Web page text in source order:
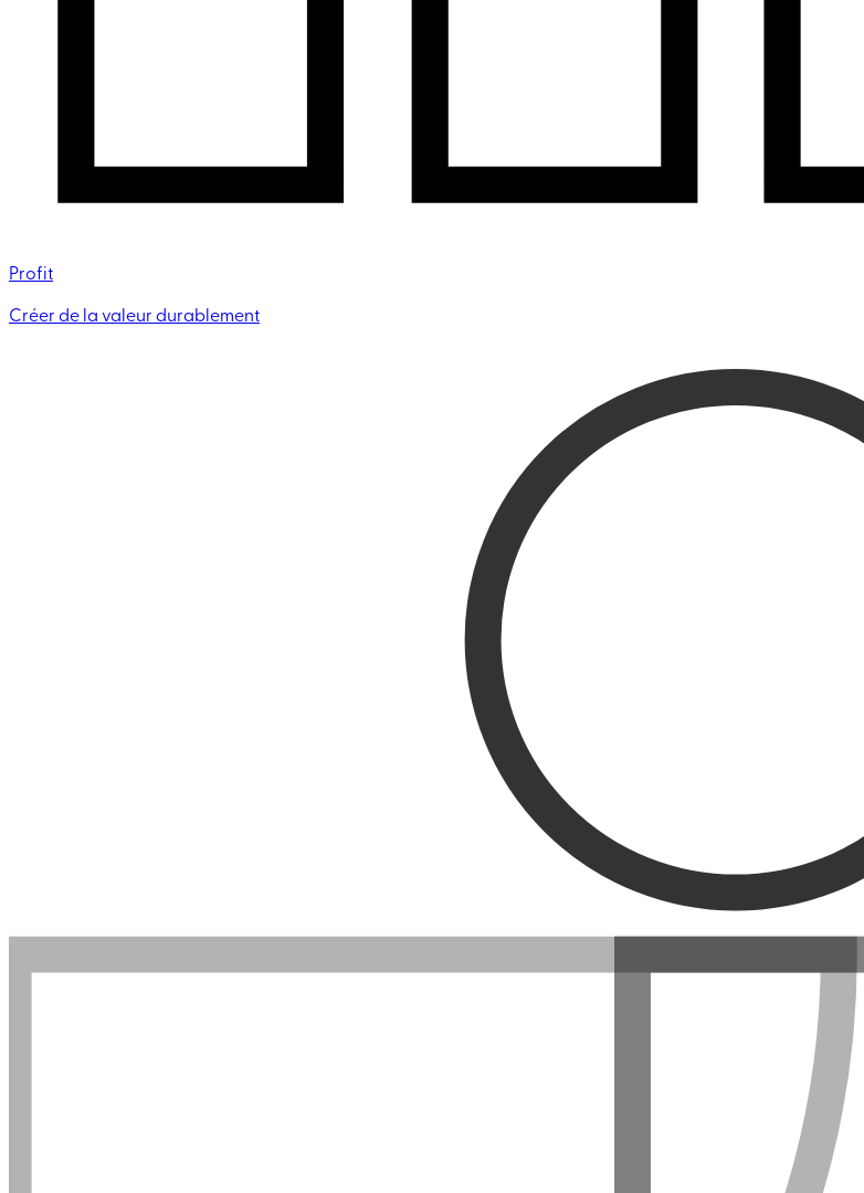
Profit
Créer de la valeur durablement